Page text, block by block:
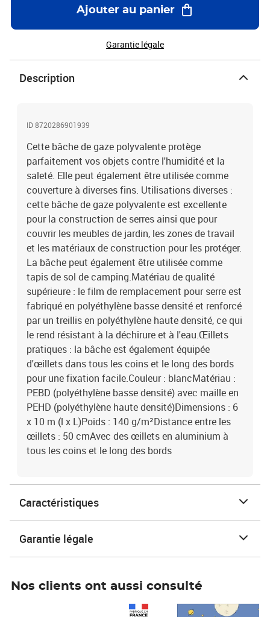
g/m²Distance entre les œillets : 50 cmAvec des œillets en
aluminium à tous les coins et le long des bords
Ajouter au panier
Garantie légale
Description
ID 8720286901939
Cette bâche de gaze polyvalente protège
parfaitement vos objets contre l'humidité et la
saleté. Elle peut également être utilisée comme
couverture à diverses fins. Utilisations diverses :
cette bâche de gaze polyvalente est excellente
pour la construction de serres ainsi que pour
couvrir les meubles de jardin, les zones de travail
et les matériaux de construction pour les protéger.
La bâche peut également être utilisée comme
tapis de sol de camping.Matériau de qualité
supérieure : le film de remplacement pour serre est
fabriqué en polyéthylène basse densité et renforcé
par un treillis en polyéthylène haute densité, ce qui
le rend résistant à la déchirure et à l'eau.Œillets
pratiques : la bâche est également équipée
d'œillets dans tous les coins et le long des bords
pour une fixation facile.Couleur : blancMatériau :
PEBD (polyéthylène basse densité) avec maille en
PEHD (polyéthylène haute densité)Dimensions : 6
x 10 m (l x L)Poids : 140 g/m²Distance entre les
œillets : 50 cmAvec des œillets en aluminium à
tous les coins et le long des bords
Caractéristiques
Garantie légale
Nos clients ont aussi consulté
Prix 7,50€